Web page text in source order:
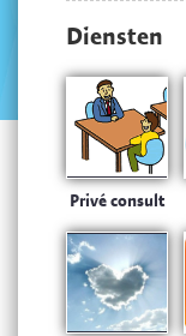
Diensten
Privé consult